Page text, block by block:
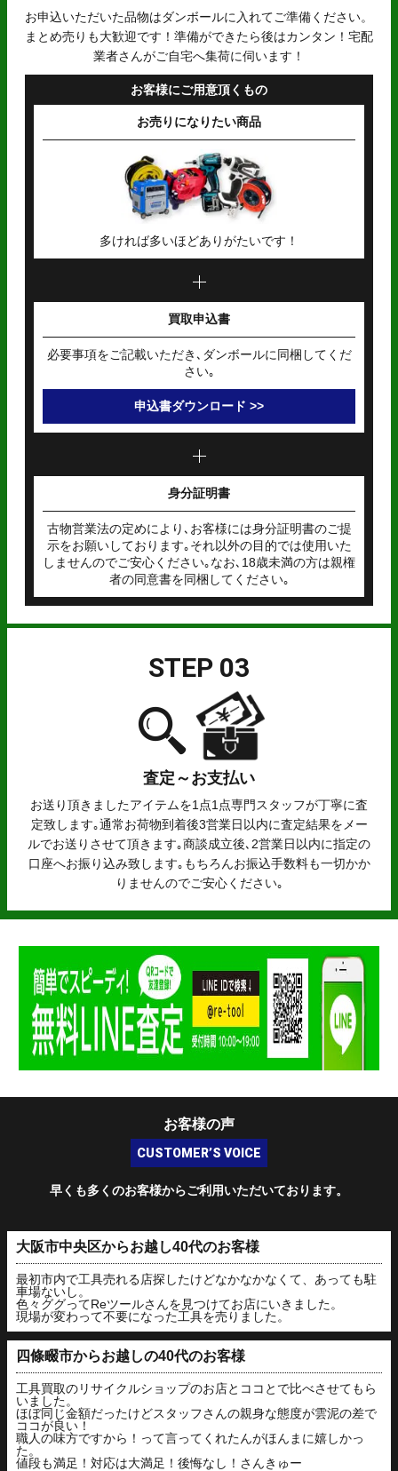
お申込いただいた品物はダンボールに入れてご準備ください。
まとめ売りも大歓迎です！準備ができたら後はカンタン！宅配
業者さんがご自宅へ集荷に伺います！
お客様にご用意頂くもの
お売りになりたい商品
多ければ多いほどありがたいです！
買取申込書
必要事項をご記載いただき､ダンボールに同梱してくだ
さい｡
申込書ダウンロード >>
身分証明書
古物営業法の定めにより､お客様には身分証明書のご提
示をお願いしております｡それ以外の目的では使用いた
しませんのでご安心ください｡なお､18歳未満の方は親権
者の同意書を同梱してください｡
STEP 03
査定～お支払い
お送り頂きましたアイテムを1点1点専門スタッフが丁寧に査
定致します｡通常お荷物到着後3営業日以内に査定結果をメー
ルでお送りさせて頂きます｡商談成立後､2営業日以内に指定の
口座へお振り込み致します｡もちろんお振込手数料も一切かか
りませんのでご安心ください｡
お客様の声
CUSTOMER’S VOICE
早くも多くのお客様からご利用いただいております。
大阪市中央区からお越し40代のお客様
最初市内で工具売れる店探したけどなかなかなくて、あっても駐
車場ないし。
色々ググってReツールさんを見つけてお店にいきました。
現場が変わって不要になった工具を売りました。
四條畷市からお越しの40代のお客様
工具買取のリサイクルショップのお店とココとで比べさせてもら
いました。
ほぼ同じ金額だったけどスタッフさんの親身な態度が雲泥の差で
ココが良い！
職人の味方ですから！って言ってくれたんがほんまに嬉しかっ
た。
値段も満足！対応は大満足！後悔なし！さんきゅー